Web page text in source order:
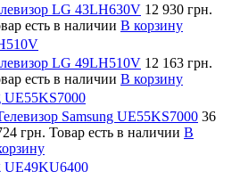
LG 43LH630V 12 930 грн.
есть в наличии В корзину
LG 49LH510V 12 163 грн.
есть в наличии В корзину
UE55KS7000
Samsung UE55KS7000 36
грн. Товар есть в наличии В
UE49KU6400